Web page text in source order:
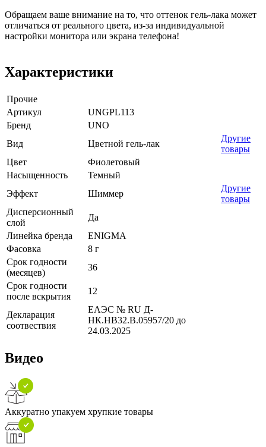
Обращаем ваше внимание на то, что оттенок гель-лака может
отличаться от реального цвета, из-за индивидуальной
настройки монитора или экрана телефона!
Характеристики
Прочие
Артикул
UNGPL113
Бренд
UNO
Вид
Цветной гель-лак
Другие
товары
Цвет
Фиолетовый
Насыщенность
Темный
Эффект
Шиммер
Другие
товары
Дисперсионный
слой
Да
Линейка бренда
ENIGMA
Фасовка
8 г
Срок годности
(месяцев)
36
Срок годности
после вскрытия
12
Декларация
соотвествия
ЕАЭС № RU Д-
НК.НВ32.В.05957/20 до
24.03.2025
Видео
Аккуратно упакуем хрупкие товары